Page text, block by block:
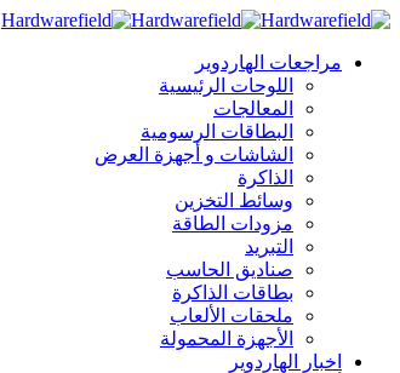
مراجعات الهاردوير
اللوحات الرئيسية
المعالجات
البطاقات الرسومية
الشاشات و أجهزة العرض
الذاكرة
وسائط التخزين
مزودات الطاقة
التبريد
صناديق الحاسب
بطاقات الذاكرة
ملحقات الألعاب
الأجهزة المحمولة
اخبار الهاردوير